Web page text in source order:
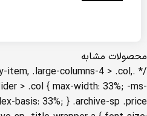
محصولات مشابه